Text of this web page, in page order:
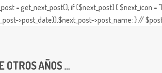
= get_next_post(); if ($next_post) {
>post_date)).$next_post->post_name; } //
OTROS AÑOS ...